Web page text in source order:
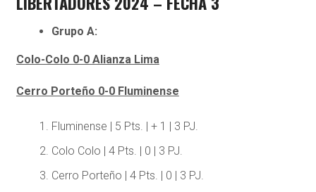
Grupo A:
Colo-Colo 0-0 Alianza Lima
Cerro Porteño 0-0 Fluminense
Fluminense | 5 Pts. | + 1 | 3 PJ.
Colo Colo | 4 Pts. | 0 | 3 PJ.
Cerro Porteño | 4 Pts. | 0 | 3 PJ.